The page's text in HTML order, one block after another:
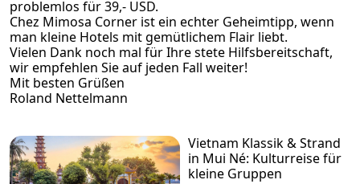
problemlos für 39,- USD.
Chez Mimosa Corner ist ein echter Geheimtipp, wenn
man kleine Hotels mit gemütlichem Flair liebt.
Vielen Dank noch mal für Ihre stete Hilfsbereitschaft,
wir empfehlen Sie auf jeden Fall weiter!
Mit besten Grüßen
Roland Nettelmann
Vietnam Klassik & Strand
in Mui Né: Kulturreise für
kleine Gruppen